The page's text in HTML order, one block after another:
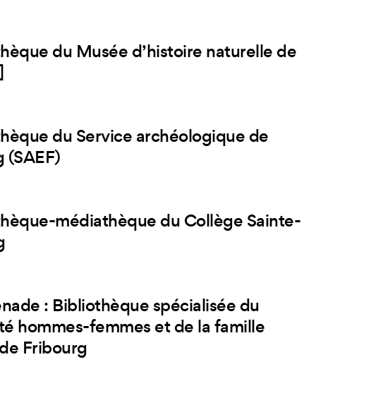
du Musée d’histoire naturelle de
du Service archéologique de
(SAEF)
médiathèque du Collège Sainte-
: Bibliothèque spécialisée du
hommes-femmes et de la famille
Fribourg